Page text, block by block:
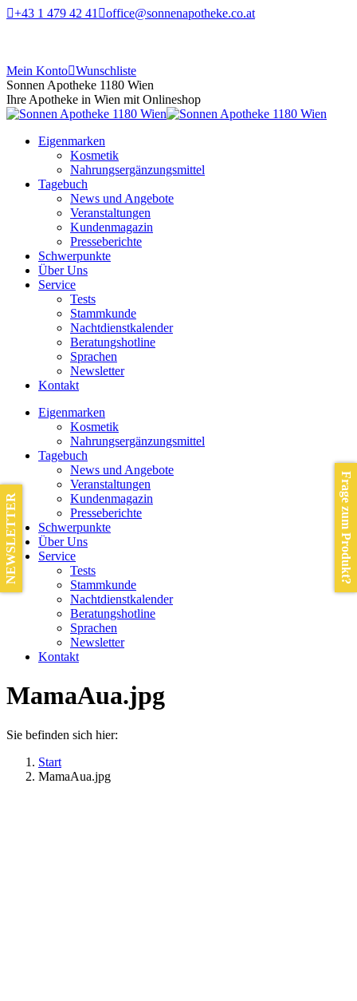
+43 1 479 42 41 office@sonnenapotheke.co.at
Mein Konto Wunschliste
Sonnen Apotheke 1180 Wien
Ihre Apotheke in Wien mit Onlineshop
Eigenmarken
Kosmetik
Nahrungsergänzungsmittel
Tagebuch
News und Angebote
Veranstaltungen
Kundenmagazin
Presseberichte
Schwerpunkte
Über Uns
Service
Tests
Stammkunde
Nachtdienstkalender
Beratungshotline
Sprachen
Newsletter
Kontakt
Eigenmarken
Kosmetik
Nahrungsergänzungsmittel
Tagebuch
News und Angebote
Veranstaltungen
Kundenmagazin
Presseberichte
Schwerpunkte
Über Uns
Service
Tests
Stammkunde
Nachtdienstkalender
Beratungshotline
Sprachen
Newsletter
Kontakt
MamaAua.jpg
Sie befinden sich hier:
Start
MamaAua.jpg
Frage zum Produkt?
NEWSLETTER